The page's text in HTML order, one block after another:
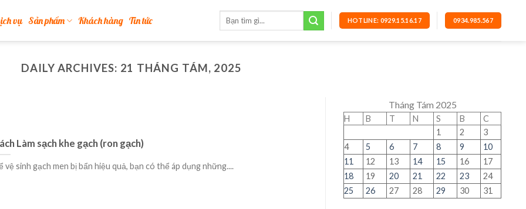
vụ Sản phẩm Khách hàng Tin tức HOTLINE: 0929.15.16.17 0934.985.567
DAILY ARCHIVES: 21 THÁNG TÁM, 2025
Làm sạch khe gạch (ron gạch)
vệ sinh gạch men bị bẩn hiệu quả, bạn có thể áp dụng những....
Tháng Tám 2025
H B T N S B
C
1
2
3
4
5 6 7 8 9
10
11
12 13 14 15 16
17
18
19 20 21 22 23
24
25
26 27 28 29 30 31